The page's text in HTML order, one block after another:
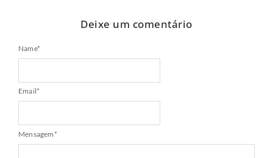
Deixe um comentário
Name*
Email*